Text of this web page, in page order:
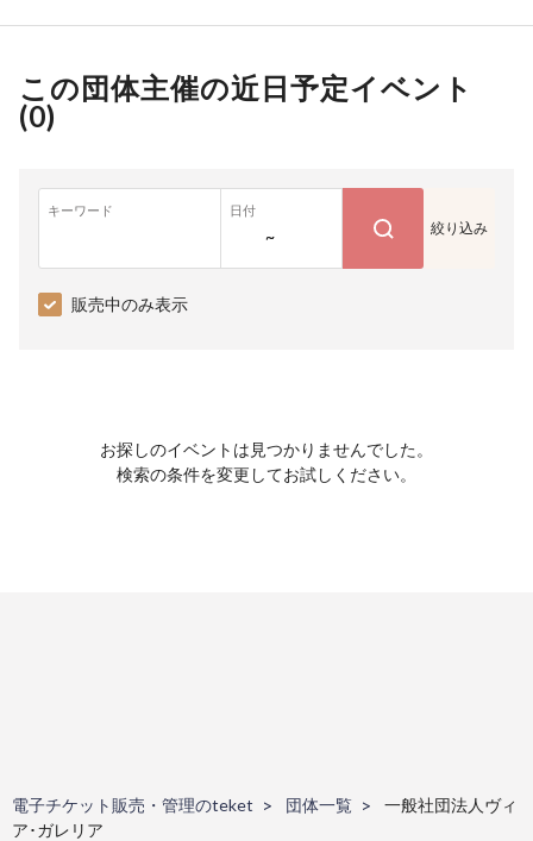
この団体主催の近日予定イベント
(0)
キーワード 日付
~ 絞り込み
販売中のみ表示
お探しのイベントは見つかりませんでした。
検索の条件を変更してお試しください。
電子チケット販売・管理のteket 団体一覧
一般社団法人ヴィ
ア･ガレリア